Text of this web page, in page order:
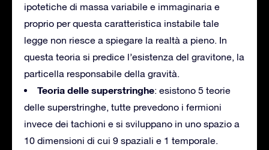
ipotetiche di massa variabile e immaginaria e
proprio per questa caratteristica instabile tale
legge non riesce a spiegare la realtà a pieno. In
questa teoria si predice l’esistenza del gravitone, la
particella responsabile della gravità.
Teoria delle superstringhe: esistono 5 teorie
delle superstringhe, tutte prevedono i fermioni
invece dei tachioni e si sviluppano in uno spazio a
10 dimensioni di cui 9 spaziali e 1 temporale.